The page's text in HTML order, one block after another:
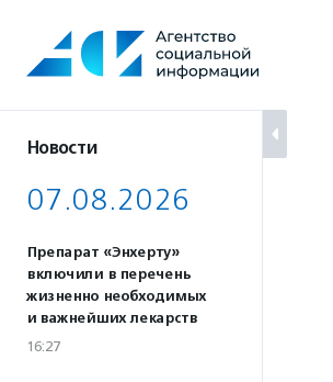
содержанию
Новости
07.08.2026
Препарат «Энхерту»
включили в перечень
жизненно необходимых
и важнейших лекарств
16:27